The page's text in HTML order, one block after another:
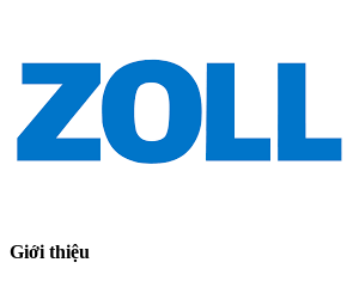
Giới thiệu